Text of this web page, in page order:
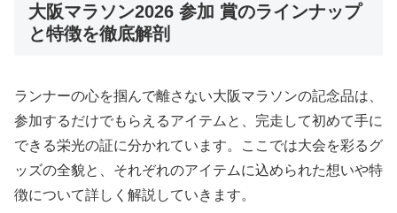
大阪マラソン2026 参加 賞のラインナップ
と特徴を徹底解剖
ランナーの心を掴んで離さない大阪マラソンの記念品は、
参加するだけでもらえるアイテムと、完走して初めて手に
できる栄光の証に分かれています。ここでは大会を彩るグ
ッズの全貌と、それぞれのアイテムに込められた想いや特
徴について詳しく解説していきます。